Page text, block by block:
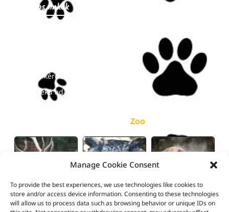
Manage Cookie Consent
To provide the best experiences, we use technologies like cookies to
store and/or access device information. Consenting to these technologies
will allow us to process data such as browsing behavior or unique IDs on
Hasznos linkek
Gyakori kérdések
Közérdekű adatok
Zoo